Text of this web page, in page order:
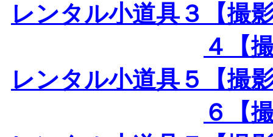
レンタル小道具３【撮
４【
レンタル小道具５【撮
６【